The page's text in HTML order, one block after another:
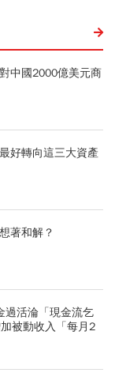
中國2000億美元商
好轉向這三大資產
著和解？
過活淪「現金流乞
被動收入「每月2